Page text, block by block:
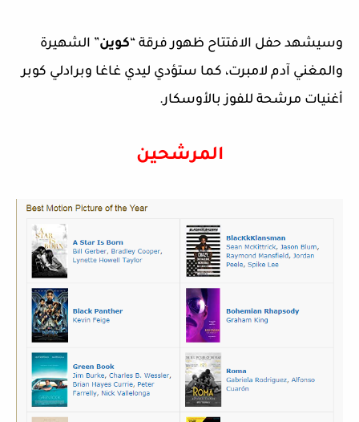
وسيشهد حفل الافتتاح ظهور فرقة “كوين” الشهيرة
والمغني آدم لامبرت، كما ستؤدي ليدي غاغا وبرادلي كوبر
أغنيات مرشحة للفوز بالأوسكار.
المرشحين